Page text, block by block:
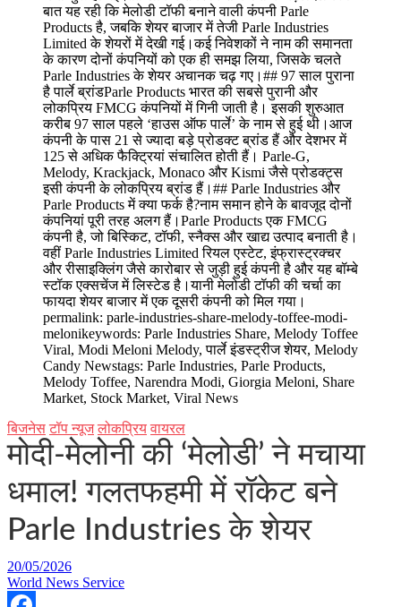
बात यह रही कि मेलोडी टॉफी बनाने वाली कंपनी Parle
Products है, जबकि शेयर बाजार में तेजी Parle Industries
Limited के शेयरों में देखी गई।कई निवेशकों ने नाम की समानता
के कारण दोनों कंपनियों को एक ही समझ लिया, जिसके चलते
Parle Industries के शेयर अचानक चढ़ गए।## 97 साल पुराना
है पार्ले ब्रांडParle Products भारत की सबसे पुरानी और
लोकप्रिय FMCG कंपनियों में गिनी जाती है। इसकी शुरुआत
करीब 97 साल पहले ‘हाउस ऑफ पार्ले’ के नाम से हुई थी।आज
कंपनी के पास 21 से ज्यादा बड़े प्रोडक्ट ब्रांड हैं और देशभर में
125 से अधिक फैक्ट्रियां संचालित होती हैं। Parle-G,
Melody, Krackjack, Monaco और Kismi जैसे प्रोडक्ट्स
इसी कंपनी के लोकप्रिय ब्रांड हैं।## Parle Industries और
Parle Products में क्या फर्क है?नाम समान होने के बावजूद दोनों
कंपनियां पूरी तरह अलग हैं।Parle Products एक FMCG
कंपनी है, जो बिस्किट, टॉफी, स्नैक्स और खाद्य उत्पाद बनाती है।
वहीं Parle Industries Limited रियल एस्टेट, इंफ्रास्ट्रक्चर
और रीसाइक्लिंग जैसे कारोबार से जुड़ी हुई कंपनी है और यह बॉम्बे
स्टॉक एक्सचेंज में लिस्टेड है।यानी मेलोडी टॉफी की चर्चा का
फायदा शेयर बाजार में एक दूसरी कंपनी को मिल गया।
permalink: parle-industries-share-melody-toffee-modi-
melonikeywords: Parle Industries Share, Melody Toffee
Viral, Modi Meloni Melody, पार्ले इंडस्ट्रीज शेयर, Melody
Candy Newstags: Parle Industries, Parle Products,
Melody Toffee, Narendra Modi, Giorgia Meloni, Share
Market, Stock Market, Viral News
बिजनेस टॉप न्यूज लोकप्रिय वायरल
मोदी-मेलोनी की ‘मेलोडी’ ने मचाया
धमाल! गलतफहमी में रॉकेट बने
Parle Industries के शेयर
20/05/2026
World News Service